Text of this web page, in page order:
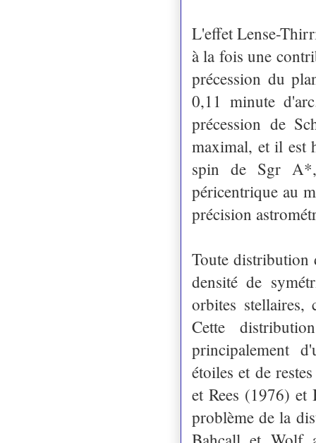
L'effet Lense-
à la fois une
précession du
0,11 minute
précession de
maximal, et il est
spin de Sgr A*,
péricentrique au
précision
Toute distribution
densité de
orbites stellaires,
Cette
principalement
étoiles et de
et Rees (1976)
problème de la